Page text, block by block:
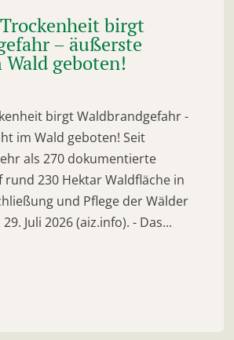
birgt
– äußerste
geboten!
birgt Waldbrandgefahr -
im Wald geboten! Seit
als 270 dokumentierte
rund 230 Hektar Waldfläche in
und Pflege der Wälder
Juli 2026 (aiz.info). - Das...